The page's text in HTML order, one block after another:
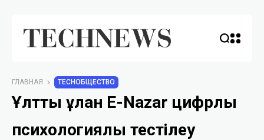
ГЛАВНАЯ TECHОБЩЕСТВО
Ұлттық ұлан E-Nazar цифрлық
психологиялық тестілеу